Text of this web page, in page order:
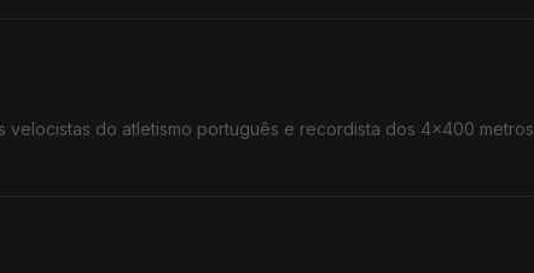
velocistas do atletismo português e recordista dos 4x400